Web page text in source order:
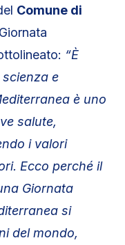
Comune di
“È
e
è uno
salute,
i valori
Ecco perché il
Giornata
si
del mondo,